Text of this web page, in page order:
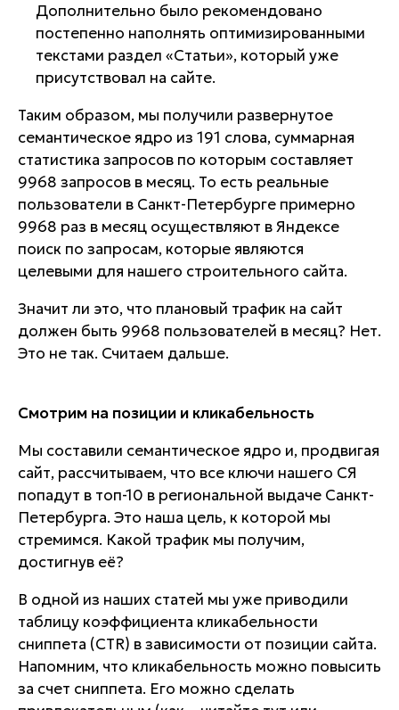
Дополнительно было рекомендовано
постепенно наполнять оптимизированными
текстами раздел «Статьи», который уже
присутствовал на сайте.
Таким образом, мы получили развернутое
семантическое ядро из 191 слова, суммарная
статистика запросов по которым составляет
9968 запросов в месяц. То есть реальные
пользователи в Санкт-Петербурге примерно
9968 раз в месяц осуществляют в Яндексе
поиск по запросам, которые являются
целевыми для нашего строительного сайта.
Значит ли это, что плановый трафик на сайт
должен быть 9968 пользователей в месяц? Нет.
Это не так. Считаем дальше.
Смотрим на позиции и кликабельность
Мы составили семантическое ядро и, продвигая
сайт, рассчитываем, что все ключи нашего СЯ
попадут в топ-10 в региональной выдаче Санкт-
Петербурга. Это наша цель, к которой мы
стремимся. Какой трафик мы получим,
достигнув её?
В одной из наших статей мы уже приводили
таблицу коэффициента кликабельности
сниппета (CTR) в зависимости от позиции сайта.
Напомним, что кликабельность можно повысить
за счет сниппета. Его можно сделать